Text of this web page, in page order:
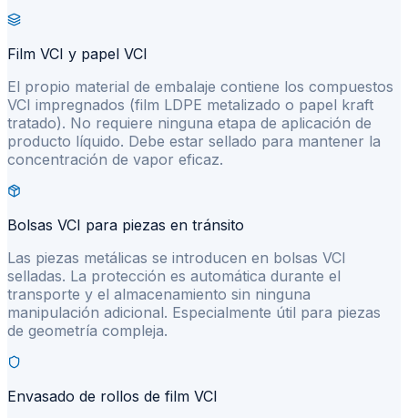
Film VCI y papel VCI
El propio material de embalaje contiene los compuestos
VCI impregnados (film LDPE metalizado o papel kraft
tratado). No requiere ninguna etapa de aplicación de
producto líquido. Debe estar sellado para mantener la
concentración de vapor eficaz.
Bolsas VCI para piezas en tránsito
Las piezas metálicas se introducen en bolsas VCI
selladas. La protección es automática durante el
transporte y el almacenamiento sin ninguna
manipulación adicional. Especialmente útil para piezas
de geometría compleja.
Envasado de rollos de film VCI